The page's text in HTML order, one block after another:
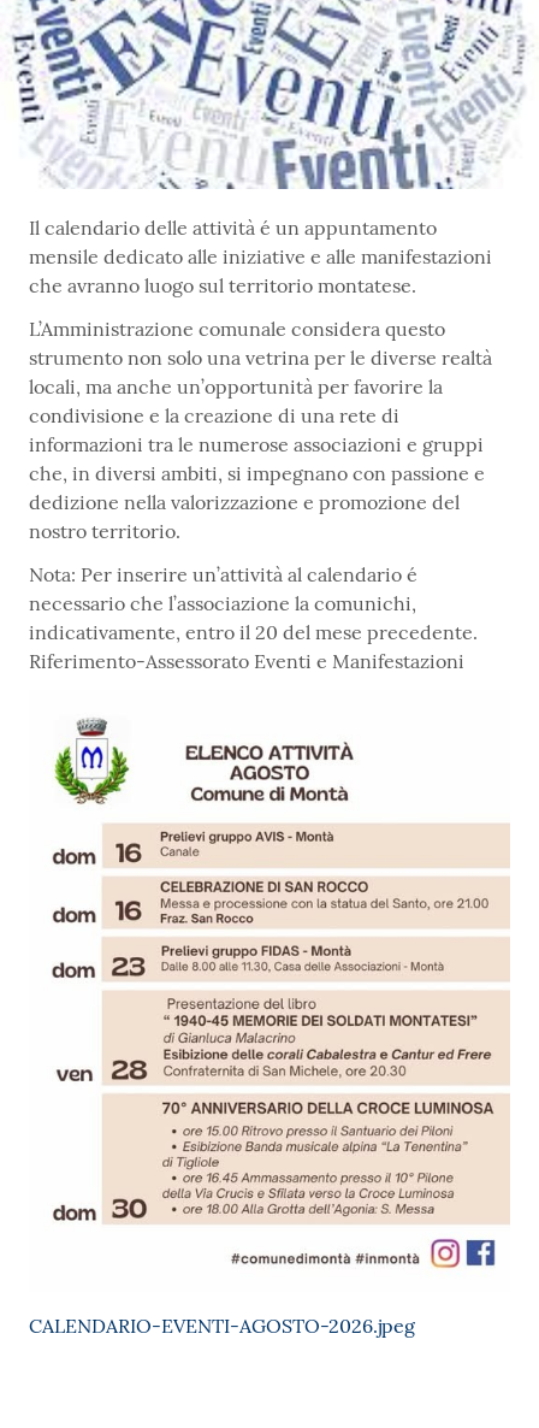
Il calendario delle attività é un appuntamento
mensile dedicato alle iniziative e alle manifestazioni
che avranno luogo sul territorio montatese.
L’Amministrazione comunale considera questo
strumento non solo una vetrina per le diverse realtà
locali, ma anche un’opportunità per favorire la
condivisione e la creazione di una rete di
informazioni tra le numerose associazioni e gruppi
che, in diversi ambiti, si impegnano con passione e
dedizione nella valorizzazione e promozione del
nostro territorio.
Nota: Per inserire un’attività al calendario é
necessario che l’associazione la comunichi,
indicativamente, entro il 20 del mese precedente.
Riferimento-Assessorato Eventi e Manifestazioni
CALENDARIO-EVENTI-AGOSTO-2026.jpeg